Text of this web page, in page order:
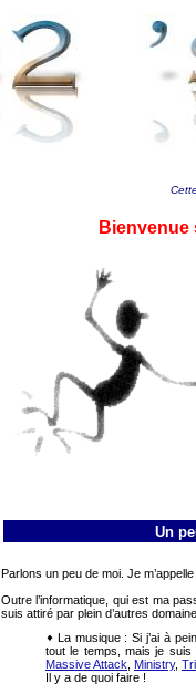
Bienvenue
Un
Parlons un peu de moi. Je
Outre l’informatique, qui est ma
suis attiré par plein d’autres
La musique : Si j’ai à
tout le temps, mais je
Massive Attack
Ministry,
Il y a de quoi faire !